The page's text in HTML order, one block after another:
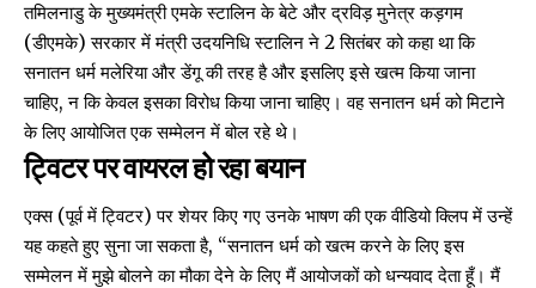
तमिलनाडु के मुख्यमंत्री एमके स्टालिन के बेटे और द्रविड़ मुनेत्र कड़गम
(डीएमके) सरकार में मंत्री उदयनिधि स्टालिन ने 2 सितंबर कोकहाथा कि
सनातन धर्म मलेरिया और डेंगू की तरह है और इसलिए इसे खत्म किया जाना
चाहिए, न कि केवल इसका विरोध किया जाना चाहिए। वह सनातन धर्म को मिटाने
के लिए आयोजित एक सम्मेलन में बोल रहे थे।
ट्विटर पर वायरल हो रहा बयान
एक्स (पूर्व में ट्विटर) पर शेयर किए गए उनके भाषण की एकवीडियो क्लिपमें उन्हें
यह कहते हुए सुना जा सकता है, “सनातन धर्म को खत्म करने के लिए इस
सम्मेलन में मुझे बोलने का मौका देने के लिए मैं आयोजकों को धन्यवाद देता हूँ। मैं